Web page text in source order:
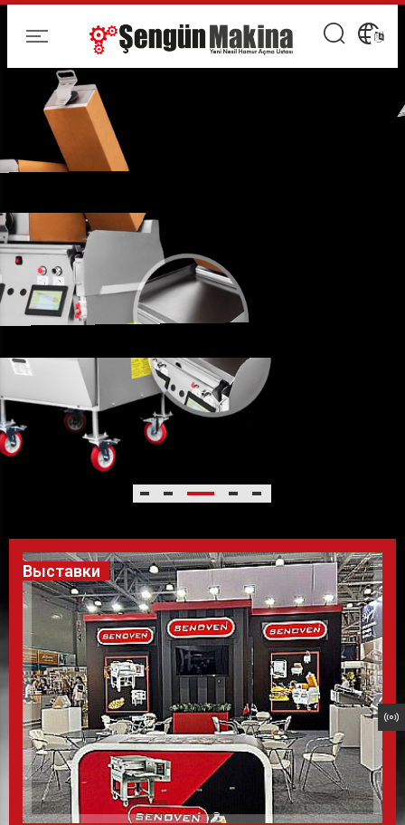
Конвейерные
пиццы
более быстрый и стандартизированный способ
Откройте для себя
Выставки